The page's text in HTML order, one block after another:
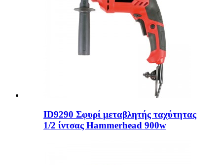
ID9290 Σφυρί μεταβλητής ταχύτητας
1/2 ίντσας Hammerhead 900w